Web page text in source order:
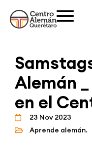
Alemán
en el
23 Nov 2023
Aprende alemán.